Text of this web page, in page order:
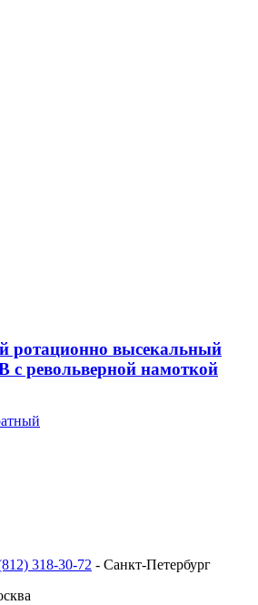
ротационно высекальный
с револьверной намоткой
318-30-72 - Санкт-Петербург